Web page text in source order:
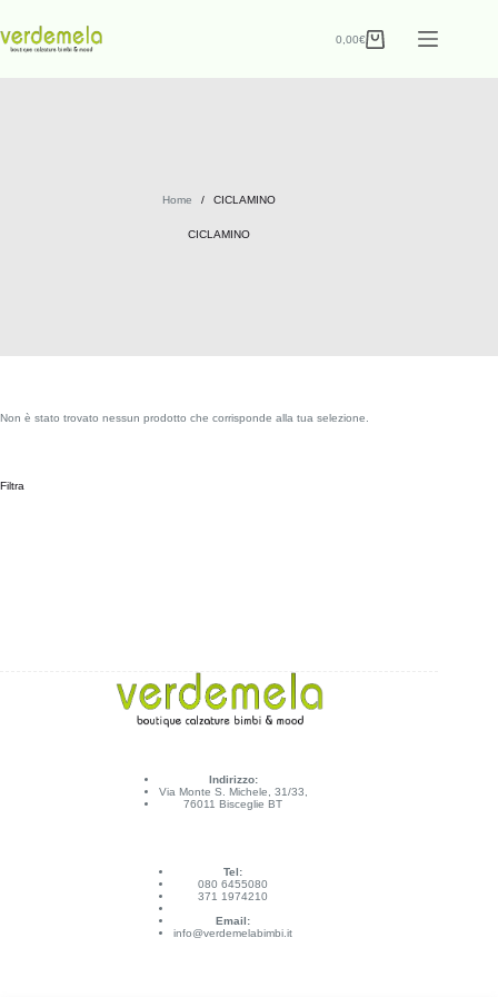
0,00€
Home / CICLAMINO
CICLAMINO
Non è stato trovato nessun prodotto che corrisponde alla tua selezione.
Filtra
Indirizzo:
Via Monte S. Michele, 31/33,
76011 Bisceglie BT
Tel:
080 6455080
371 1974210
Email:
info@verdemelabimbi.it